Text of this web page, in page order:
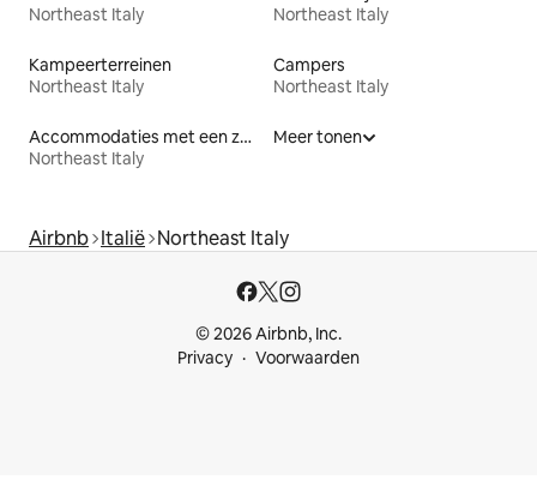
Northeast Italy
Northeast Italy
Kampeerterreinen
Northeast Italy
Campers
Northeast Italy
Accommodaties met een zwembad
Northeast Italy
Meer tonen
Airbnb Italië Northeast Italy
© 2026 Airbnb, Inc.
Privacy
Voorwaarden